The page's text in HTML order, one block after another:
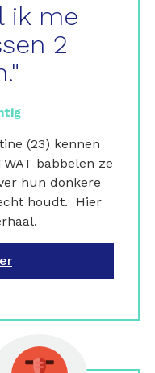
ik me
2
(23) kennen
babbelen ze
hun donkere
houdt. Hier